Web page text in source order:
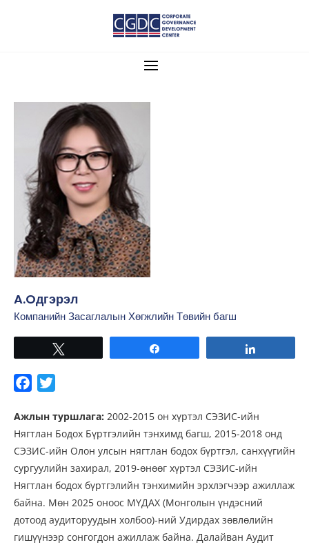
A.Oдгэрэл
Компанийн Засаглалын Хөгжлийн Төвийн багш
c
e
b
o
o
k
i
t
t
e
r
Ажлын туршлага: 2002-2015 он хүртэл СЭЗИС-ийн
Нягтлан Бодох Бүртгэлийн тэнхимд багш, 2015-2018 онд
СЭЗИС-ийн Олон улсын нягтлан бодох бүртгэл, санхүүгийн
сургуулийн захирал, 2019-өнөөг хүртэл СЭЗИС-ийн
Нягтлан бодох бүртгэлийн тэнхимийн эрхлэгчээр ажиллаж
байна. Мөн 2025 оноос МҮДАХ (Монголын үндэсний
дотоод аудиторуудын холбоо)-ний Удирдах зөвлөлийн
гишүүнээр сонгогдон ажиллаж байна. Далайван Аудит